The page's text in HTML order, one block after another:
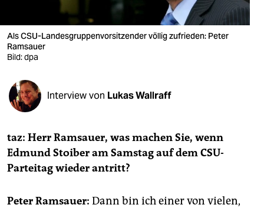
verlag
veranstaltungen
shop
fragen & hilfe
abo
genossenschaft
epaper login
Als CSU-Landesgruppenvorsitzender völlig zufrieden: Peter
Ramsauer
Bild: dpa
Interview von Lukas Wallraff
taz: Herr Ramsauer, was machen Sie, wenn
Edmund Stoiber am Samstag auf dem CSU-
Parteitag wieder antritt?
Peter Ramsauer: Dann bin ich einer von vielen,